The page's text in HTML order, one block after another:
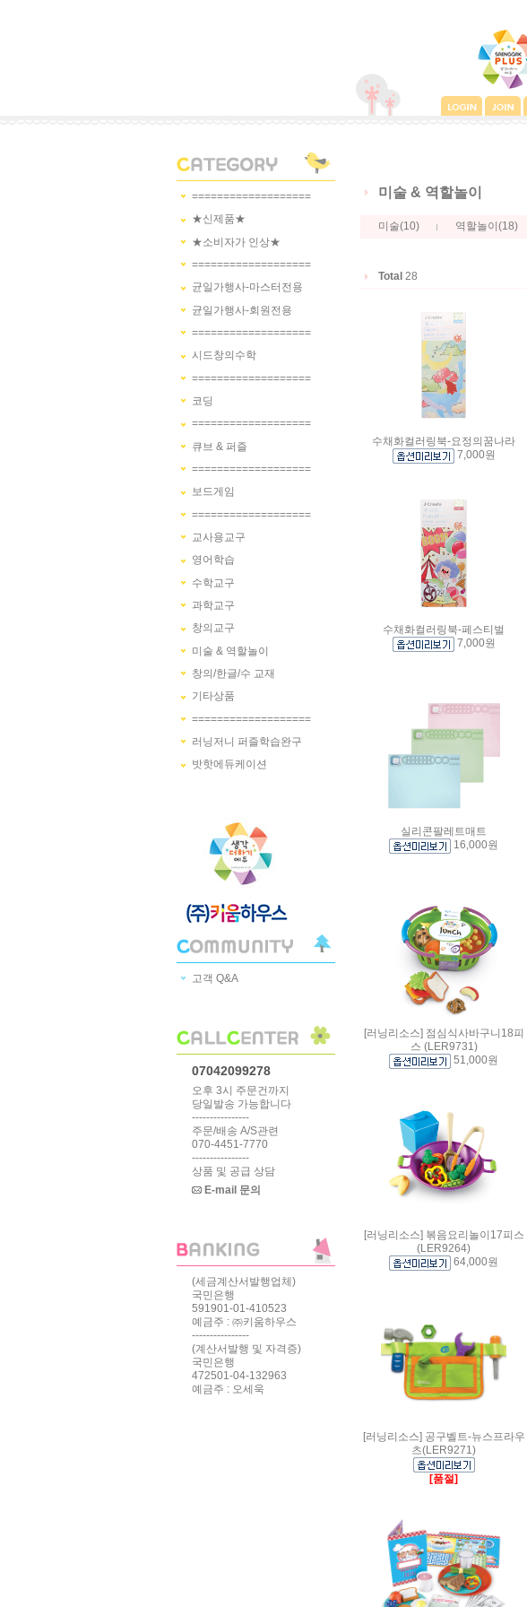
===================
★신제품★
★소비자가 인상★
===================
균일가행사-마스터전용
균일가행사-회원전용
===================
시드창의수학
===================
코딩
===================
큐브 & 퍼즐
===================
보드게임
===================
교사용교구
영어학습
수학교구
과학교구
창의교구
미술 & 역할놀이
창의/한글/수 교재
기타상품
===================
러닝저니 퍼즐학습완구
밧핫에듀케이션
고객 Q&A
07042099278
오후 3시 주문건까지
당일발송 가능합니다
----------------
주문/배송 A/S관련
070-4451-7770
----------------
상품 및 공급 상담
E-mail 문의
(세금계산서발행업체)
국민은행
591901-01-410523
예금주 : ㈜키움하우스
----------------
(계산서발행 및 자격증)
국민은행
472501-04-132963
예금주 : 오세욱
미술 & 역할놀이
미술(10) 역할놀이 (18)
Total 28
수채화컬러링북-요정의꿈나라
7,000원
수채화컬러링북-페스티벌
7,000원
실리콘팔레트매트
16,000원
[러닝리소스] 점심식사바구니18피
스 (LER9731)
51,000원
[러닝리소스] 볶음요리놀이17피스
(LER9264)
64,000원
[러닝리소스] 공구벨트-뉴스프라우
츠(LER9271)
[품절]